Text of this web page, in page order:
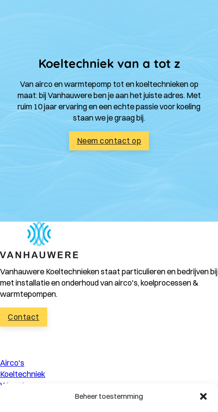
Beheer toestemming
Koeltechniek van a tot z
Van airco en warmtepomp tot en koeltechnieken op
maat: bij Vanhauwere ben je aan het juiste adres. Met
ruim 10 jaar ervaring en een echte passie voor koeling
staan we je graag bij.
Neem contact op
Vanhauwere Koeltechnieken staat particulieren en bedrijven bij
met installatie en onderhoud van airco's, koelprocessen &
warmtepompen.
Contact
Airco's
Koeltechniek
Warmtepompen